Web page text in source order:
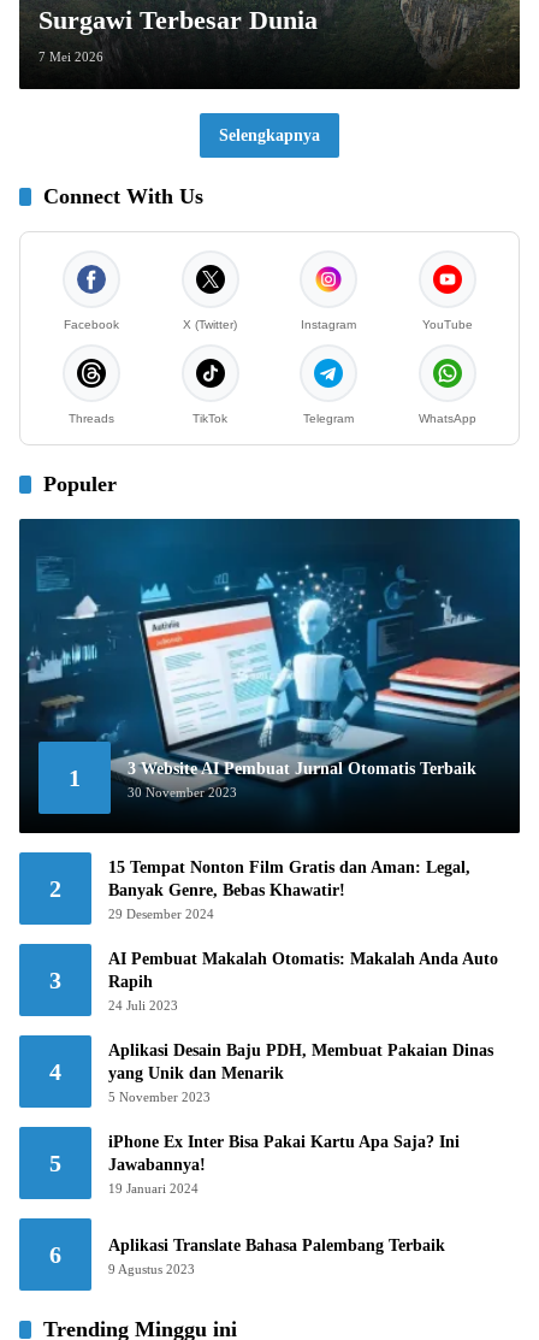
Surgawi Terbesar Dunia
7 Mei 2026
Selengkapnya
Connect With Us
Facebook X (Twitter) Instagram YouTube
Threads TikTok Telegram WhatsApp
Populer
1 3 Website AI Pembuat Jurnal Otomatis Terbaik
30 November 2023
2
15 Tempat Nonton Film Gratis dan Aman: Legal,
Banyak Genre, Bebas Khawatir!
29 Desember 2024
3
AI Pembuat Makalah Otomatis: Makalah Anda Auto
Rapih
24 Juli 2023
4
Aplikasi Desain Baju PDH, Membuat Pakaian Dinas
yang Unik dan Menarik
5 November 2023
5
iPhone Ex Inter Bisa Pakai Kartu Apa Saja? Ini
Jawabannya!
19 Januari 2024
6 Aplikasi Translate Bahasa Palembang Terbaik
9 Agustus 2023
Trending Minggu ini